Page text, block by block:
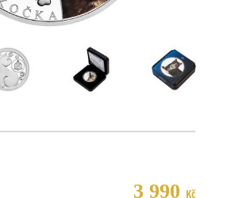
3 990 Kč